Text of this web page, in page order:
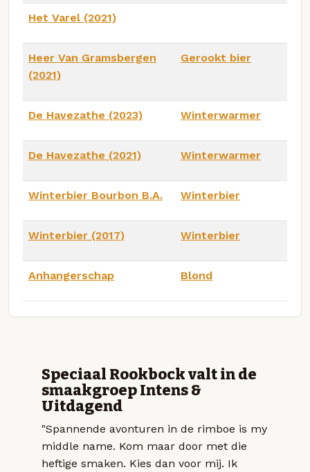
Het Varel (2021)
Heer Van Gramsbergen
(2021)
Gerookt bier
De Havezathe (2023) Winterwarmer
De Havezathe (2021) Winterwarmer
Winterbier Bourbon B.A. Winterbier
Winterbier (2017) Winterbier
Anhangerschap Blond
Speciaal Rookbock valt in de
smaakgroep Intens &
Uitdagend
"Spannende avonturen in de rimboe is my
middle name. Kom maar door met die
heftige smaken. Kies dan voor mij. Ik